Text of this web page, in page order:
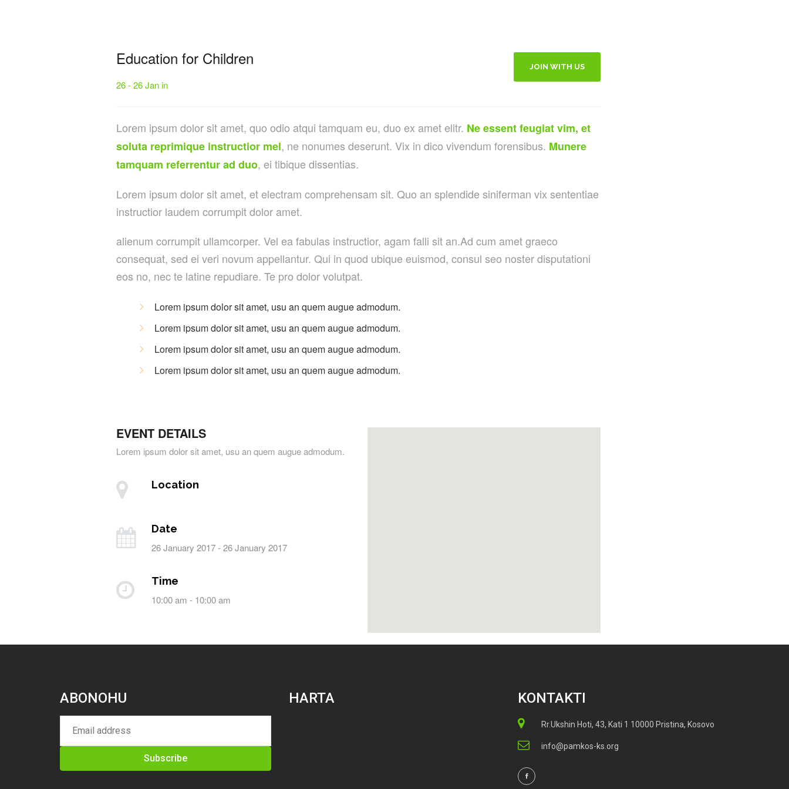
Education for Children
26 - 26 Jan in
JOIN WITH US
Lorem ipsum dolor sit amet, quo odio atqui tamquam eu, duo ex amet elitr. Ne essent feugiat vim, et
soluta reprimique instructior mel, ne nonumes deserunt. Vix in dico vivendum forensibus. Munere
tamquam referrentur ad duo, ei tibique dissentias.
Lorem ipsum dolor sit amet, et electram comprehensam sit. Quo an splendide siniferman vix sententiae
instructior laudem corrumpit dolor amet.
alienum corrumpit ullamcorper. Vel ea fabulas instructior, agam falli sit an.Ad cum amet graeco
consequat, sed ei veri novum appellantur. Qui in quod ubique euismod, consul seo noster disputationi
eos no, nec te latine repudiare. Te pro dolor volutpat.
Lorem ipsum dolor sit amet, usu an quem augue admodum.
Lorem ipsum dolor sit amet, usu an quem augue admodum.
Lorem ipsum dolor sit amet, usu an quem augue admodum.
Lorem ipsum dolor sit amet, usu an quem augue admodum.
EVENT DETAILS
Lorem ipsum dolor sit amet, usu an quem augue admodum.
Location
Date
26 January 2017 - 26 January 2017
Time
10:00 am - 10:00 am
ABONOHU HARTA KONTAKTI
Rr.Ukshin Hoti, 43, Kati 1 10000 Pristina, Kosovo
info@pamkos-ks.org